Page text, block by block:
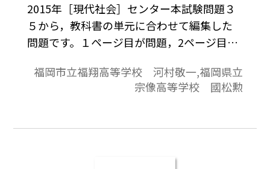
2015年［現代社会］センター本試験問題３
５から，教科書の単元に合わせて編集した
問題です。１ページ目が問題，2ページ目が
福岡市立福翔高等学校 河村敬一,福岡県立
宗像高等学校 國松勲